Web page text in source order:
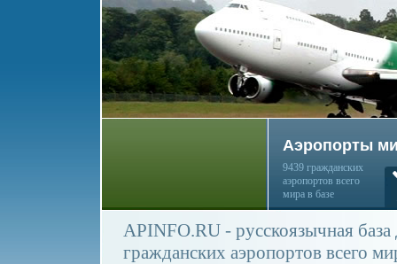
Аэропорты
9439 гражданских
аэропортов всего
мира в базе
APINFO.RU - русскоязычная
гражданских аэропортов всего